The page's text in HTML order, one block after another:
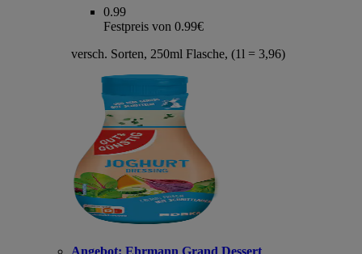
0.99
Festpreis von 0.99€
versch. Sorten, 250ml Flasche, (1l = 3,96)